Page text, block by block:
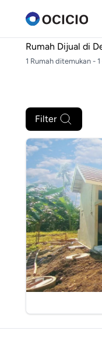
Rumah Dijual di
1 Rumah ditemukan -
Filter